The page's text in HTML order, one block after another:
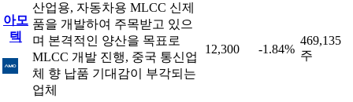
아모
텍
산업용, 자동차용 MLCC 신제
품을 개발하여 주목받고 있으
며 본격적인 양산을 목표로
MLCC 개발 진행, 중국 통신업
체 향 납품 기대감이 부각되는
업체
12,300 -1.84%
469,135
주